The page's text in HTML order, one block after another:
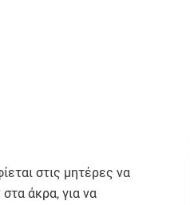
στις μητέρες να
άκρα, για να